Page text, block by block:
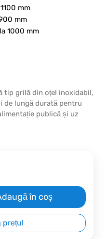
mm
mm
1000 mm
tip grilă din oțel inoxidabil,
de lungă durată pentru
publică și uz
în coș
prețul